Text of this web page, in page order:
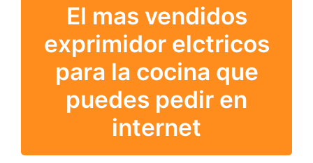
El mas vendidos
exprimidor elctricos
para la cocina que
puedes pedir en
internet